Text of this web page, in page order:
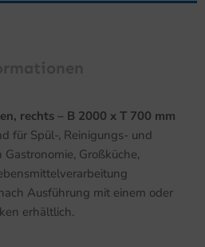
rechts – B 2000 x T 700 mm
für Spül-, Reinigungs- und
Großküche,
Ausführung mit einem oder
erhältlich.